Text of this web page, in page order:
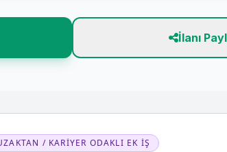
İlanı
/ KARIYER ODAKLI EK İŞ